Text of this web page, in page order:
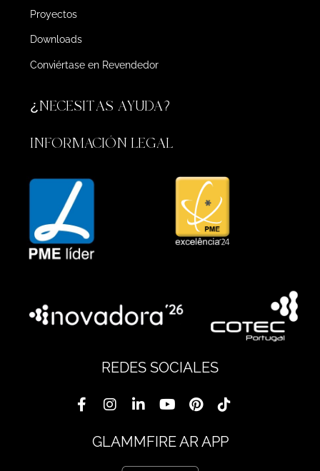
Proyectos
Downloads
Conviértase en Revendedor
¿NECESITAS AYUDA?
INFORMACIÓN LEGAL
REDES SOCIALES
GLAMMFIRE AR APP